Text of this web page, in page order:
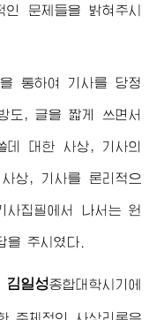
문제들을 밝혀주시
통하여 기사를 당정
도, 글을 짧게 쓰면서
데 대한 사상, 기사의
상, 기사를 론리적으
집필에서 나서는 원
을 주시였다.
김일성종합대학시기에